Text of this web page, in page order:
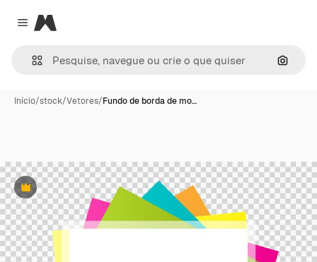
Close menu
Magnific
Início/stock/Vetores/Fundo de borda de mo…
Premium